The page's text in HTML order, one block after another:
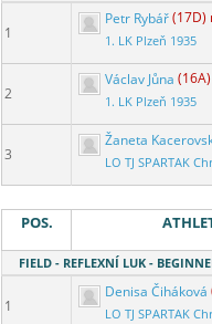
1
Petr Rybář(17D)
1. LK Plzeň 1935
2
Václav Jůna
1. LK Plzeň 1935
3
Žaneta
LO TJ SPARTAK
POS.
FIELD - REFLEXNÍ LUK -
1
Denisa Čiháková
LO TJ SPARTAK